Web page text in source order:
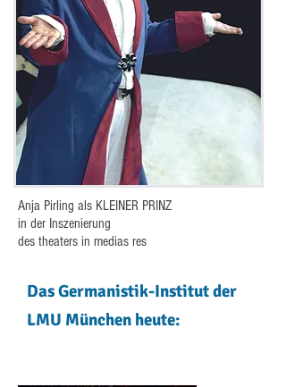
Anja Pirling als KLEINER PRINZ
in der Inszenierung
des theaters in medias res
Das Germanistik-Institut der
LMU München heute: